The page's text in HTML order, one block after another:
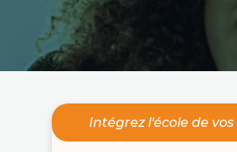
Intégrez l'école de vos